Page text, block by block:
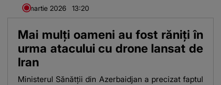
5 martie 2026 13:20
Mai mulți oameni au fost răniți în
urma atacului cu drone lansat de
Iran
Ministerul Sănătții din Azerbaidjan a precizat faptul